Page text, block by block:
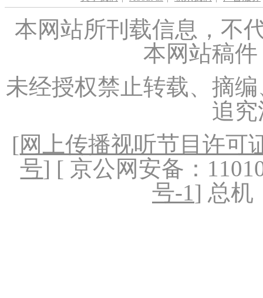
本网站所刊载信息，不
本网站稿
未经授权禁止转载、摘
追
[网上传播视听节目许可
号] [ 京公网安备：
号-1] 总机